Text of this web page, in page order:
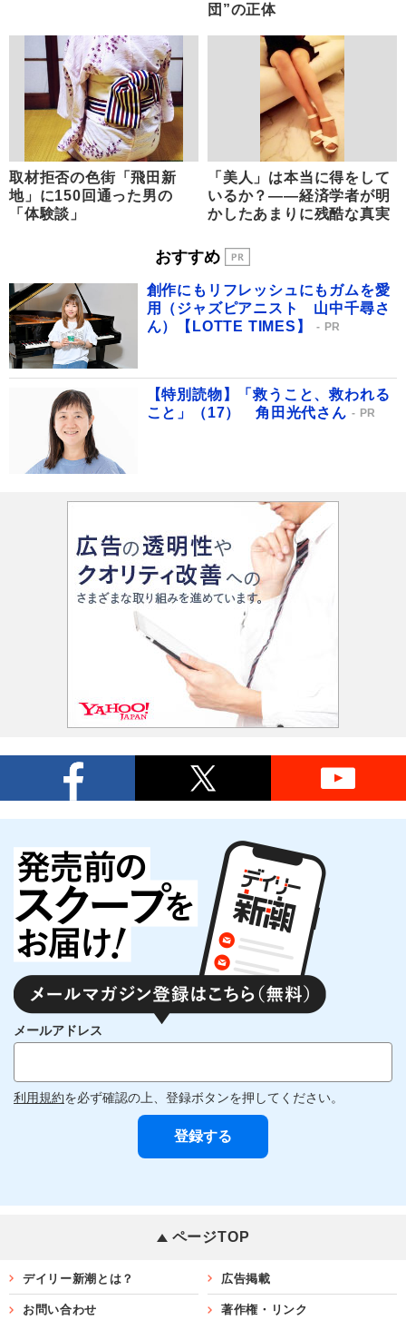
団”の正体
取材拒否の色街「飛田新
地」に150回通った男の
「体験談」
「美人」は本当に得をして
いるか？――経済学者が明
かしたあまりに残酷な真実
おすすめ
創作にもリフレッシュにもガムを愛
用（ジャズピアニスト 山中千尋さ
ん）【LOTTE TIMES】
PR
【特別読物】「救うこと、救われる
こと」（17） 角田光代さん
PR
メールアドレス
利用規約を必ず確認の上、登録ボタンを押してください。
ページTOP
デイリー新潮とは？ 広告掲載
お問い合わせ 著作権・リンク